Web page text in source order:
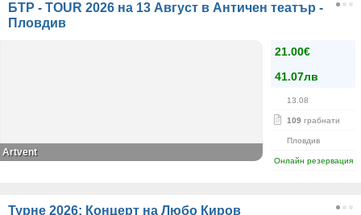
БТР - TOUR 2026 на 13 Август в Античен театър -
Пловдив
21.00€
41.07лв
13.08
109 грабнати
Пловдив
Онлайн резервация
Artvent
Турне 2026: Концерт на Любо Киров